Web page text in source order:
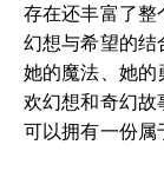
存在还丰富了整
幻想与希望的结
她的魔法、她的
欢幻想和奇幻
可以拥有一份属